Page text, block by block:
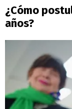
¿Cómo
años?